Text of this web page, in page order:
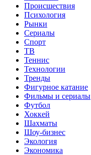
Происшествия
Психология
Рынки
Сериалы
Спорт
ТВ
Теннис
Технологии
Тренды
Фигурное катание
Фильмы и сериалы
Футбол
Хоккей
Шахматы
Шоу-бизнес
Экология
Экономика